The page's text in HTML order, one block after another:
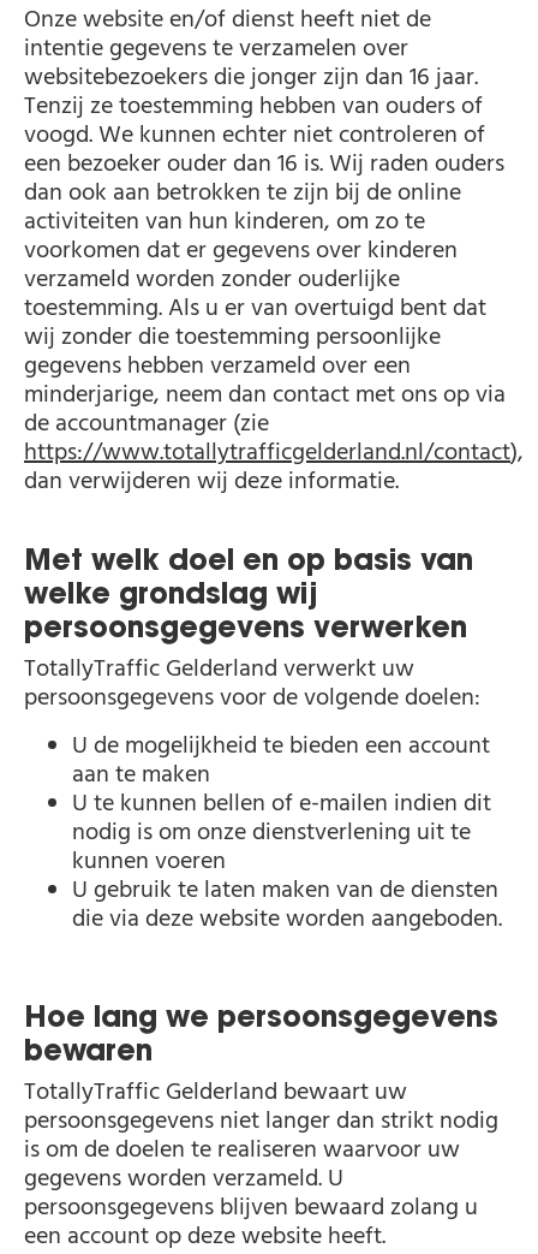
Onze website en/of dienst heeft niet de
intentie gegevens te verzamelen over
websitebezoekers die jonger zijn dan 16 jaar.
Tenzij ze toestemming hebben van ouders of
voogd. We kunnen echter niet controleren of
een bezoeker ouder dan 16 is. Wij raden ouders
dan ook aan betrokken te zijn bij de online
activiteiten van hun kinderen, om zo te
voorkomen dat er gegevens over kinderen
verzameld worden zonder ouderlijke
toestemming. Als u er van overtuigd bent dat
wij zonder die toestemming persoonlijke
gegevens hebben verzameld over een
minderjarige, neem dan contact met ons op via
de accountmanager (zie
https://www.totallytrafficgelderland.nl/contact),
dan verwijderen wij deze informatie.
Met welk doel en op basis van
welke grondslag wij
persoonsgegevens verwerken
TotallyTraffic Gelderland verwerkt uw
persoonsgegevens voor de volgende doelen:
U de mogelijkheid te bieden een account
aan te maken
U te kunnen bellen of e-mailen indien dit
nodig is om onze dienstverlening uit te
kunnen voeren
U gebruik te laten maken van de diensten
die via deze website worden aangeboden.
Hoe lang we persoonsgegevens
bewaren
TotallyTraffic Gelderland bewaart uw
persoonsgegevens niet langer dan strikt nodig
is om de doelen te realiseren waarvoor uw
gegevens worden verzameld. U
persoonsgegevens blijven bewaard zolang u
een account op deze website heeft.